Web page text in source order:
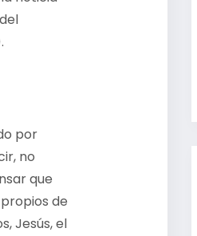
por
no
que
de
Jesús, el